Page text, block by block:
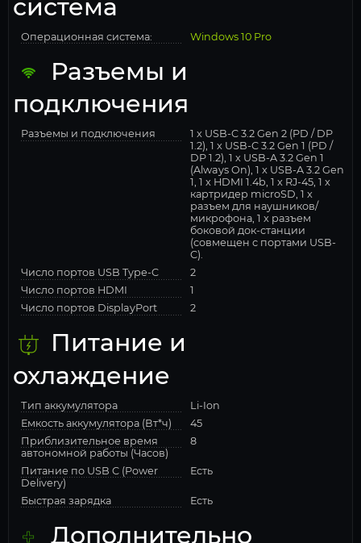
система
Операционная система: Windows 10 Pro
Разъемы и
подключения
Разъемы и подключения
1 x USB-C 3.2 Gen 2 (PD / DP
1.2), 1 x USB-C 3.2 Gen 1 (PD /
DP 1.2), 1 x USB-A 3.2 Gen 1
(Always On), 1 x USB-A 3.2 Gen
1, 1 x HDMI 1.4b, 1 x RJ-45, 1 x
картридер microSD, 1 x
разъем для наушников/
микрофона, 1 x разъем
боковой док-станции
(совмещен с портами USB-
C).
Число портов USB Type-C
2
Число портов HDMI
1
Число портов DisplayPort
2
Питание и
охлаждение
Тип аккумулятора
Li-Ion
Емкость аккумулятора (Вт*ч)
45
Приблизительное время
автономной работы (Часов)
8
Питание по USB C (Power
Delivery)
Есть
Быстрая зарядка Есть
Дополнительно